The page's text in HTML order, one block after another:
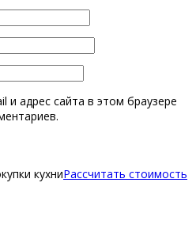
и адрес сайта в этом браузере
Рассчитать стоимость